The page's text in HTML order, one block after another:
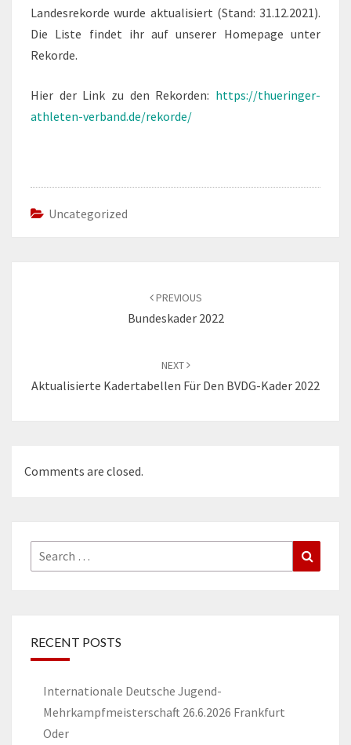
Landesrekorde wurde aktualisiert (Stand: 31.12.2021).
Die Liste findet ihr auf unserer Homepage unter
Rekorde.
Hier der Link zu den Rekorden: https://thueringer-
athleten-verband.de/rekorde/
Uncategorized
PREVIOUS
Bundeskader 2022
NEXT
Aktualisierte Kadertabellen Für Den BVDG-Kader 2022
Comments are closed.
Search
for:
RECENT POSTS
Internationale Deutsche Jugend-
Mehrkampfmeisterschaft 26.6.2026 Frankfurt
Oder